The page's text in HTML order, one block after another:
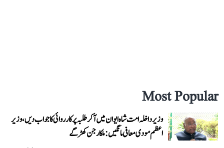
Most Popular
وزیر داخلہ امت شاہ ایوان میں آ کر طلبہ پر کارروائی کا جواب دیں، وزیر
اعظم مودی معافی مانگیں: ملکارجن کھڑگے